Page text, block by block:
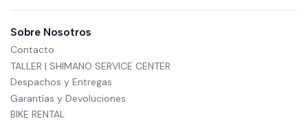
Sobre Nosotros
Contacto
TALLER | SHIMANO SERVICE CENTER
Despachos y Entregas
Garantías y Devoluciones
BIKE RENTAL